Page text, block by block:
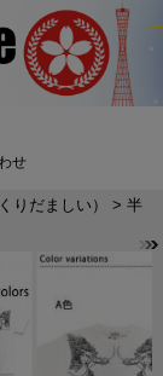
せ
りだましい） > 半